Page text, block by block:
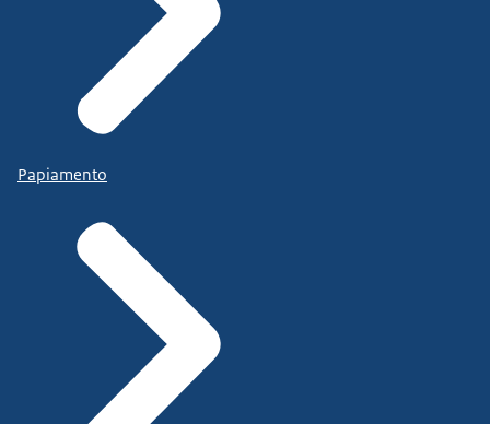
Papiamento